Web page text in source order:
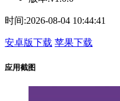
时间:2026-08-04 10:44:41
安卓版下载 苹果下载
应用截图